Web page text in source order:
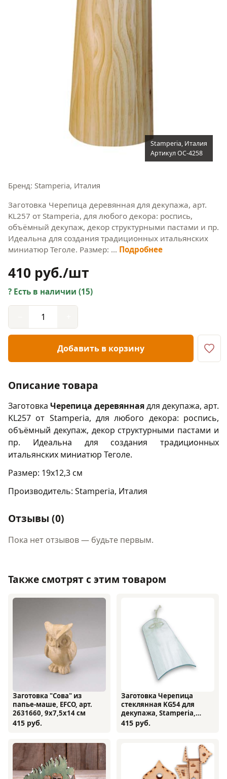
Stamperia, Италия
Артикул OC-4258
Бренд: Stamperia, Италия
Заготовка Черепица деревянная для декупажа, арт.
KL257 от Stamperia, для любого декора: роспись,
объёмный декупаж, декор структурными пастами и пр.
Идеальна для создания традиционных итальянских
миниатюр Теголе. Размер: … Подробнее
410 руб./шт
Есть в наличии (15)
Добавить в корзину
Описание товара
Заготовка Черепица деревяннаядля декупажа, арт.
KL257 от Stamperia, для любого декора: роспись,
объёмный декупаж, декор структурными пастами и
пр. Идеальна для создания традиционных
итальянских миниатюр Теголе.
Размер: 19х12,3 см
Производитель: Stamperia, Италия
Отзывы (0)
Пока нет отзывов — будьте первым.
Также смотрят с этим товаром
Заготовка "Сова" из
папье-маше, EFCO, арт.
2631660, 9х7,5х14 см
415 руб.
Заготовка Черепица
стеклянная KG54 для
декупажа, Stamperia,
12х20 см
415 руб.